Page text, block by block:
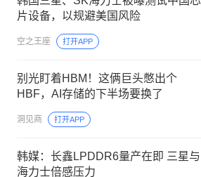
片设备，以规避美国风险
空之王座 打开APP
别光盯着HBM！这俩巨头憋出个
HBF，AI存储的下半场要换了
洞见商 打开APP
韩媒：长鑫LPDDR6量产在即 三星与
海力士倍感压力